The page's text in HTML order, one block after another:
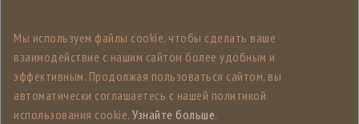
Мы используем файлы cookie, чтобы сделать ваше
взаимодействие с нашим сайтом более удобным и
эффективным. Продолжая пользоваться сайтом, вы
автоматически соглашаетесь с нашей политикой
использования cookie. Узнайте больше.